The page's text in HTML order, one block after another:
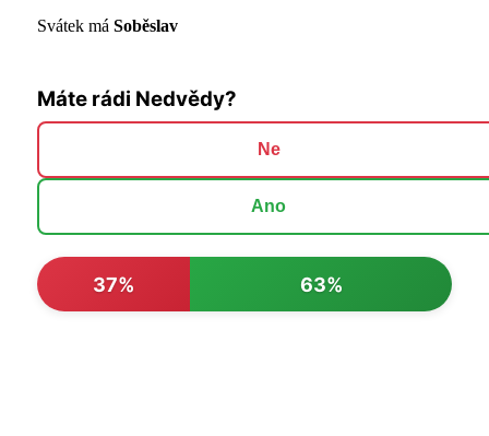
Svátek má Soběslav
Máte rádi Nedvědy?
Ne
Ano
37% 63%